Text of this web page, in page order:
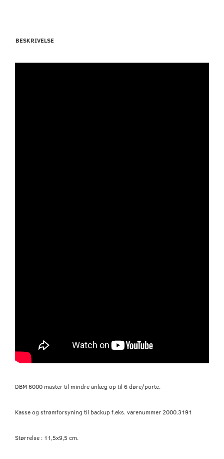
BESKRIVELSE
DBM 6000 master til mindre anlæg op til 6 døre/porte.
Kasse og strømforsyning til backup f.eks. varenummer 2000.3191
Størrelse : 11,5x9,5 cm.